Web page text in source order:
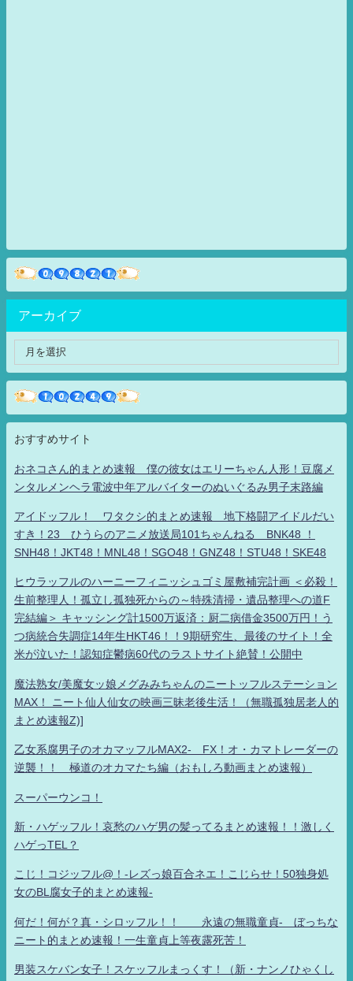
アーカイブ
おすすめサイト
おネコさん的まとめ速報 僕の彼女はエリーちゃん人形！豆腐メ
ンタルメンヘラ電波中年アルバイターのぬいぐるみ男子末路編
アイドッフル！ ワタクシ的まとめ速報 地下格闘アイドルだい
すき！23 ひうらのアニメ放送局101ちゃんねる BNK48 ！
SNH48！JKT48！MNL48！SGO48！GNZ48！STU48！SKE48
ヒウラッフルのハーニーフィニッシュゴミ屋敷補完計画 ＜必殺！
生前整理人！孤立し孤独死からの～特殊清掃・遺品整理への道F
完結編＞ キャッシング計1500万返済：厨二病借金3500万円！う
つ病統合失調症14年生HKT46！！9期研究生、最後のサイト！全
米が泣いた！認知症鬱病60代のラストサイト絶賛！公開中
魔法熟女/美魔女ッ娘メグみみちゃんのニートッフルステーション
MAX！ ニート仙人仙女の映画三昧老後生活！（無職孤独居老人的
まとめ速報Z)]
乙女系腐男子のオカマッフルMAX2- FX！オ・カマトレーダーの
逆襲！！ 極道のオカマたち編（おもしろ動画まとめ速報）
スーパーウンコ！
新・ハゲッフル！哀愁のハゲ男の髪ってるまとめ速報！！激しく
ハゲっTEL？
こじ！コジッフル@！-レズっ娘百合ネエ！こじらせ！50独身処
女のBL腐女子的まとめ速報-
何だ！何が？真・シロッフル！！ 永遠の無職童貞- ぼっちな
ニート的まとめ速報！一生童貞上等夜露死苦！
男装スケバン女子！スケッフルまっくす！（新・ナンノひゃくし